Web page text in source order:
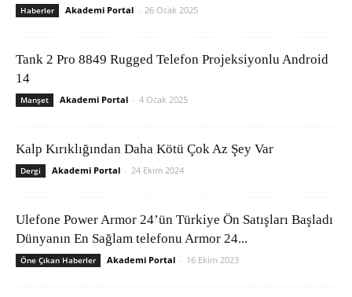
Haberler Akademi Portal - 26 Ocak 2025
Tank 2 Pro 8849 Rugged Telefon Projeksiyonlu Android
14
Manşet Akademi Portal - 4 Ocak 2025
Kalp Kırıklığından Daha Kötü Çok Az Şey Var
Dergi Akademi Portal - 24 Ekim 2024
Ulefone Power Armor 24’ün Türkiye Ön Satışları Başladı
Dünyanın En Sağlam telefonu Armor 24...
Öne Çıkan Haberler Akademi Portal - 16 Ekim 2023